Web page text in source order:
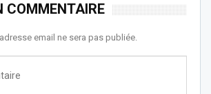
COMMENTAIRE
email ne sera pas publiée.